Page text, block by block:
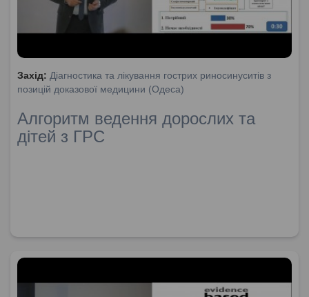
Захід: Діагностика та лікування гострих риносинуситів з
позицій доказової медицини (Одеса)
Алгоритм ведення дорослих та
дітей з ГРС